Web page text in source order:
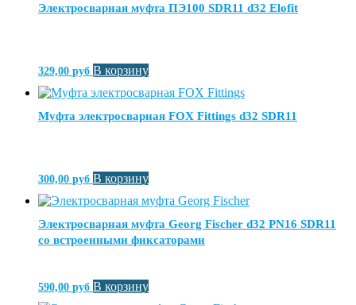
Электросварная муфта ПЭ100 SDR11 d32 Elofit
329,00 руб В корзину
Муфта электросварная FOX Fittings d32 SDR11
300,00 руб В корзину
Электросварная муфта Georg Fischer d32 PN16 SDR11
со встроенными фиксаторами
590,00 руб В корзину